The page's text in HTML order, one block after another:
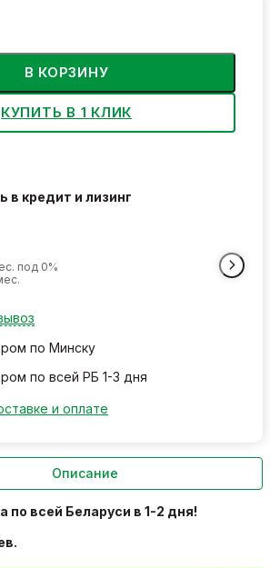
В КОРЗИНУ
КУПИТЬ В 1 КЛИК
в кредит и лизинг
под 0%
по Минску
по всей РБ 1-3 дня
и оплате
Описание
по всей Беларуси в 1-2 дня!